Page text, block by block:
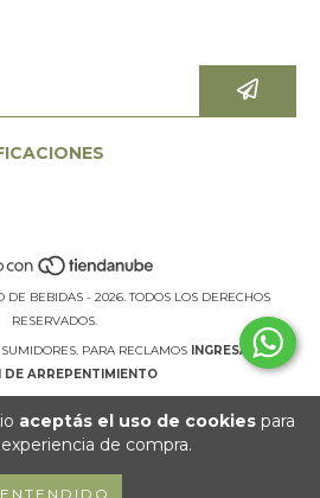
aceptás el uso de cookiespara
de compra.
ENTENDIDO
DE BEBIDAS - 2026. TODOS LOS DERECHOS
RESERVADOS.
PARA RECLAMOS INGRESÁ ACÁ.
DE ARREPENTIMIENTO